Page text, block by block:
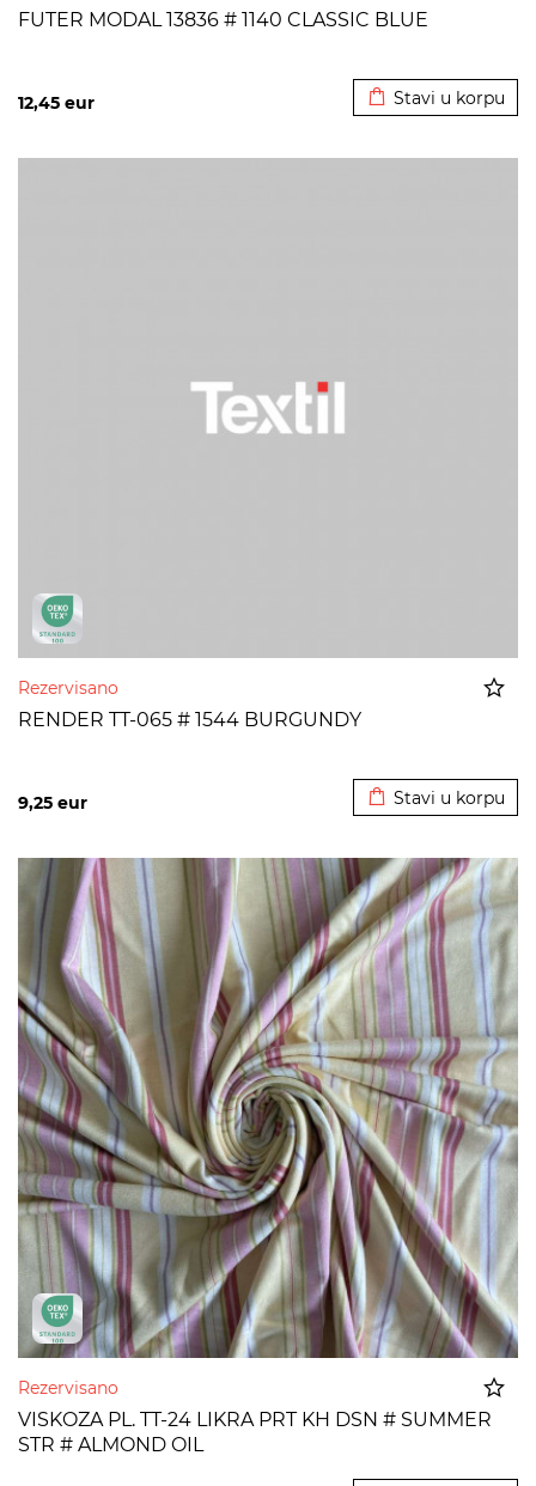
FUTER MODAL 13836 # 1140 CLASSIC BLUE
12,45 eur Stavi u korpu
Rezervisano
RENDER TT-065 # 1544 BURGUNDY
9,25 eur Stavi u korpu
Rezervisano
VISKOZA PL. TT-24 LIKRA PRT KH DSN # SUMMER
STR # ALMOND OIL